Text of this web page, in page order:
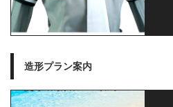
造形プラン案内